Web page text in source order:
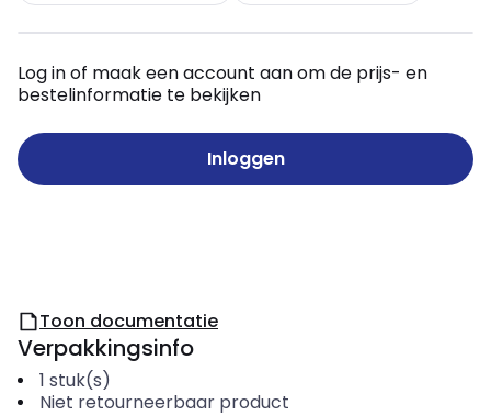
Log in of maak een account aan om de prijs- en
bestelinformatie te bekijken
Inloggen
Toon documentatie
Verpakkingsinfo
1 stuk(s)
Niet retourneerbaar product